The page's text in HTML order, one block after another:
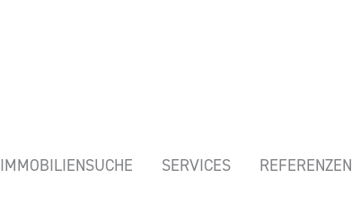
IMMOBILIENSUCHE SERVICES REFERENZEN